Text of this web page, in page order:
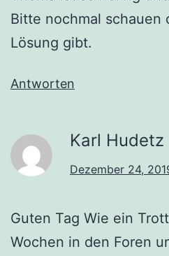
Bitte nochmal schauen
Lösung gibt.
Antworten
Karl Hudetz
Dezember 24,
Guten Tag Wie ein
Wochen in den Foren